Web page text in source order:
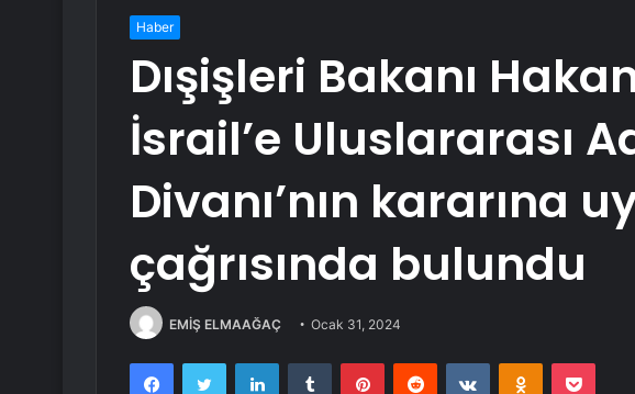
Haber
Dışişleri Bakanı
İsrail’e Uluslararası
Divanı’nın kararına
çağrısında bulundu
EMİŞ ELMAAĞAÇ Ocak 31, 2024
FacebookTwitter LinkedInTumblr PinterestReddit VKontakteOdnoklassniki
Pocket